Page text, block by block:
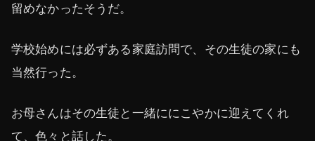
留めなかったそうだ。
学校始めには必ずある家庭訪問で、その生徒の家にも
当然行った。
お母さんはその生徒と一緒ににこやかに迎えてくれ
て、色々と話した。